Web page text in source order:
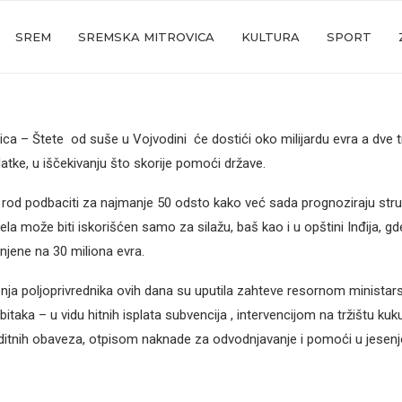
SREM SREMSKA MITROVICA KULTURA SPORT
– Štete od suše u Vojvodini će dostići oko milijardu evra a dve
u iščekivanju što skorije pomoći države.
podbaciti za najmanje 50 odsto kako već sada prognoziraju
može biti iskorišćen samo za silažu, baš kao i u opštini Inđija,
na 30 miliona evra.
poljoprivrednika ovih dana su uputila zahteve resornom
– u vidu hitnih isplata subvencija , intervencijom na tržištu
obaveza, otpisom naknade za odvodnjavanje i pomoći u